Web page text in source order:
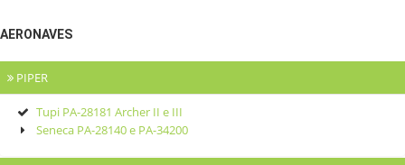
AERONAVES
PIPER
Tupi PA-28181 Archer II e III
Seneca PA-28140 e PA-34200